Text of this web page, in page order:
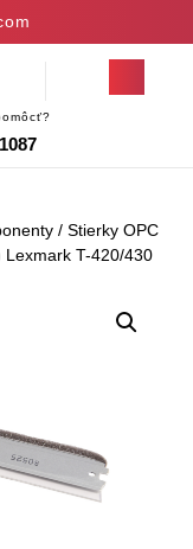
Button
/ Stierky OPC
Lexmark T-420/430